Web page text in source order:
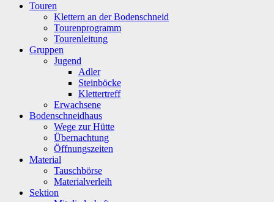
Touren
Klettern an der Bodenschneid
Tourenprogramm
Tourenleitung
Gruppen
Jugend
Adler
Steinböcke
Klettertreff
Erwachsene
Bodenschneidhaus
Wege zur Hütte
Übernachtung
Öffnungszeiten
Material
Tauschbörse
Materialverleih
Sektion